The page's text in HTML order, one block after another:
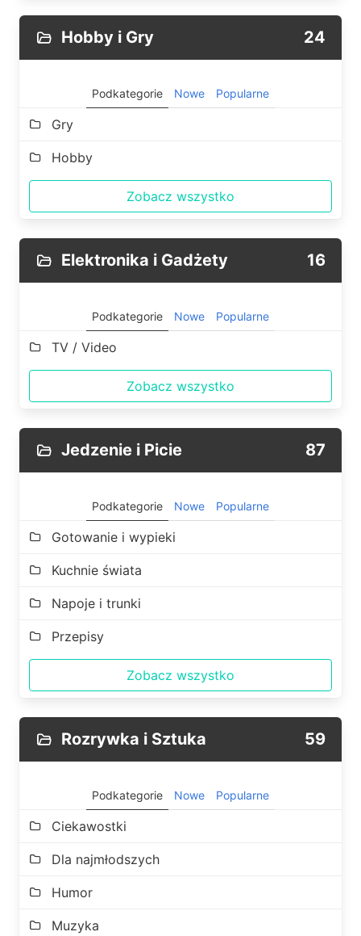
Hobby i Gry 24
Podkategorie Nowe Popularne
Gry
Hobby
Zobacz wszystko
Elektronika i Gadżety 16
Podkategorie Nowe Popularne
TV / Video
Zobacz wszystko
Jedzenie i Picie 87
Podkategorie Nowe Popularne
Gotowanie i wypieki
Kuchnie świata
Napoje i trunki
Przepisy
Zobacz wszystko
Rozrywka i Sztuka 59
Podkategorie Nowe Popularne
Ciekawostki
Dla najmłodszych
Humor
Muzyka